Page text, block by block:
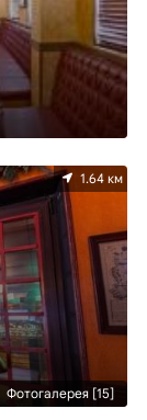
Фотогалерея [15]
1.64 км